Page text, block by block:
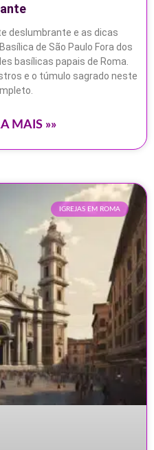
deslumbrante e as dicas
de São Paulo Fora dos
basílicas papais de Roma.
e o túmulo sagrado neste
MAIS »»
IGREJAS EM ROMA